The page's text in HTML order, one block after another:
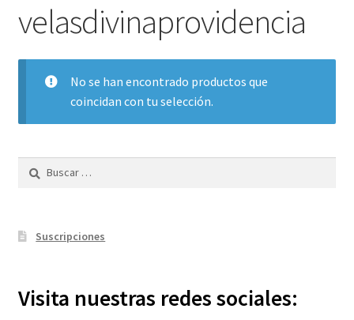
Carrito
Finalizar compra
¿Quienes somos?
Contáctanos
velasdivinaprovidencia
No se han encontrado productos que
coincidan con tu selección.
Suscripciones
Visita nuestras redes sociales: